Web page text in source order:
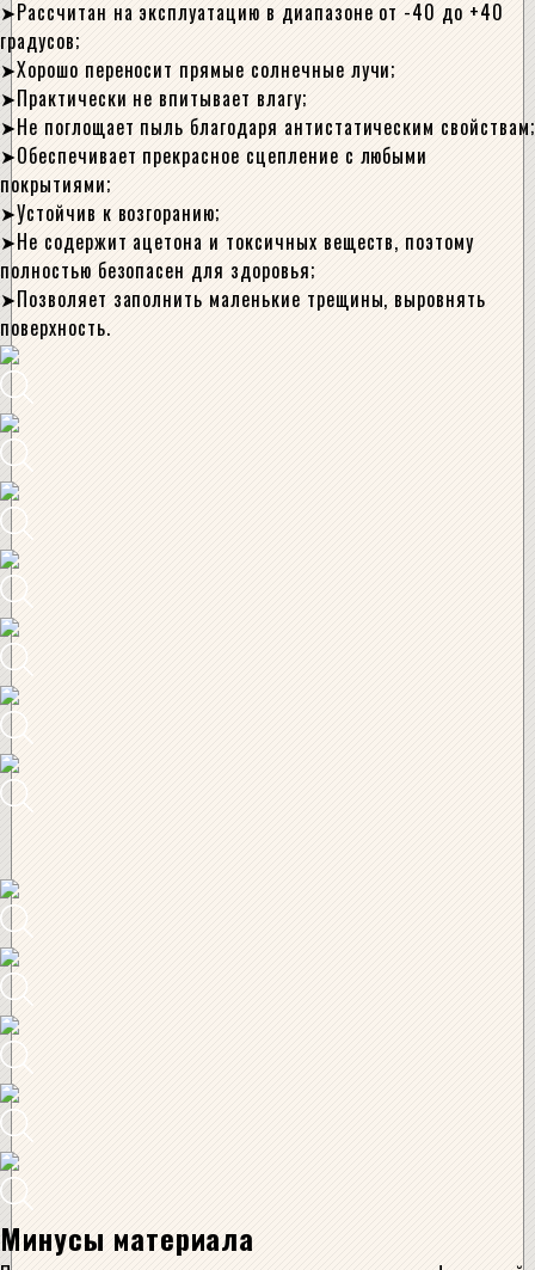
Рассчитан на эксплуатацию в диапазоне от -40 до +40
градусов;
Хорошо переносит прямые солнечные лучи;
Практически не впитывает влагу;
Не поглощает пыль благодаря антистатическим свойствам;
Обеспечивает прекрасное сцепление с любыми
покрытиями;
Устойчив к возгоранию;
Не содержит ацетона и токсичных веществ, поэтому
полностью безопасен для здоровья;
Позволяет заполнить маленькие трещины, выровнять
поверхность.
Минусы материала